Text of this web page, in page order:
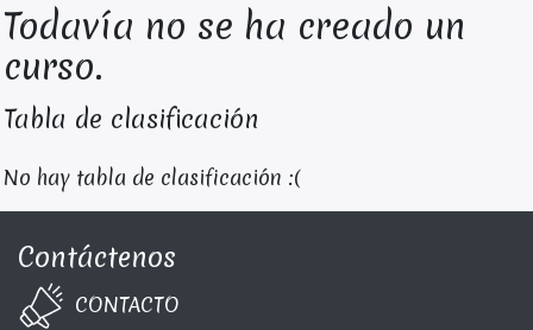
Tabla de clasificación
No hay tabla de clasificación :(
Todavía no se ha creado un
curso.
Contáctenos
CONTA​C​TO